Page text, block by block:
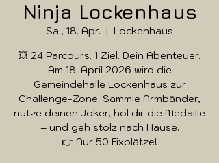
Ninja Lockenhaus
Sa., 18. Apr.
  |
Lockenhaus
💥 24 Parcours. 1 Ziel. Dein Abenteuer.
Am 18. April 2026 wird die
Gemeindehalle Lockenhaus zur
Challenge-Zone. Sammle Armbänder,
nutze deinen Joker, hol dir die Medaille
– und geh stolz nach Hause.
👉 Nur 50 Fixplätze!